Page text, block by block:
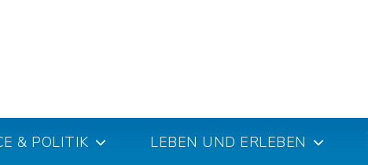
& POLITIK LEBEN UND ERLEBEN